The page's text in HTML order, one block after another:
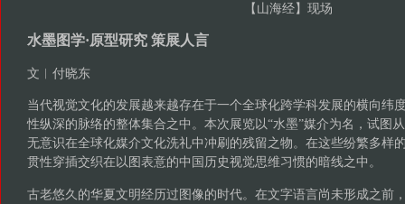
【山海经】现场
水墨图学·原型研究 策展人言
文︱付晓东
当代视觉文化的发展越来越存在于一个全球化跨学科发展的横向纬
性纵深的脉络的整体集合之中。本次展览以“水墨”媒介为名，试图
无意识在全球化媒介文化洗礼中冲刷的残留之物。在这些纷繁多样
贯性穿插交织在以图表意的中国历史视觉思维习惯的暗线之中。
古老悠久的华夏文明经历过图像的时代。在文字语言尚未形成之前